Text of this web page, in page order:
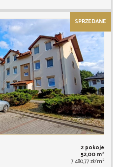
SPRZEDANE
2 pokoje
52,00 m2
7 480,77 zł/m2